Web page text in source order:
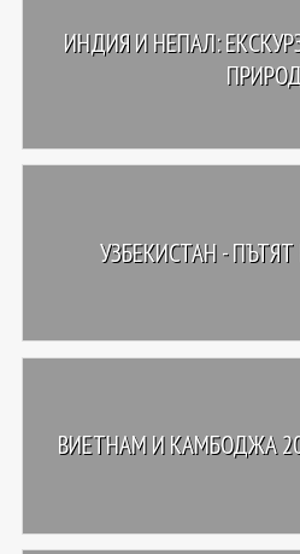
ИНДИЯ И НЕПАЛ:
УЗБЕКИСТАН -
ВИЕТНАМ И КАМБОДЖА